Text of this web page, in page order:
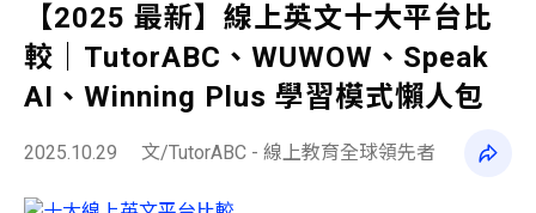
【2025 最新】線上英文十大平台比
較｜TutorABC、WUWOW、Speak
AI、Winning Plus 學習模式懶人包
2025.10.29 文/TutorABC - 線上教育全球領先者